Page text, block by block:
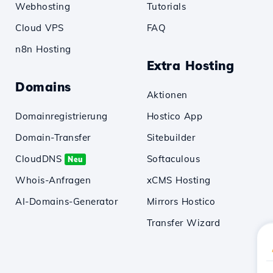
Webhosting
Cloud VPS
n8n Hosting
Domains
Domainregistrierung
Domain-Transfer
CloudDNS
Neu
Whois-Anfragen
AI-Domains-Generator
Tutorials
FAQ
Extra Hosting
Aktionen
Hostico App
Sitebuilder
Softaculous
xCMS Hosting
Mirrors Hostico
Transfer Wizard